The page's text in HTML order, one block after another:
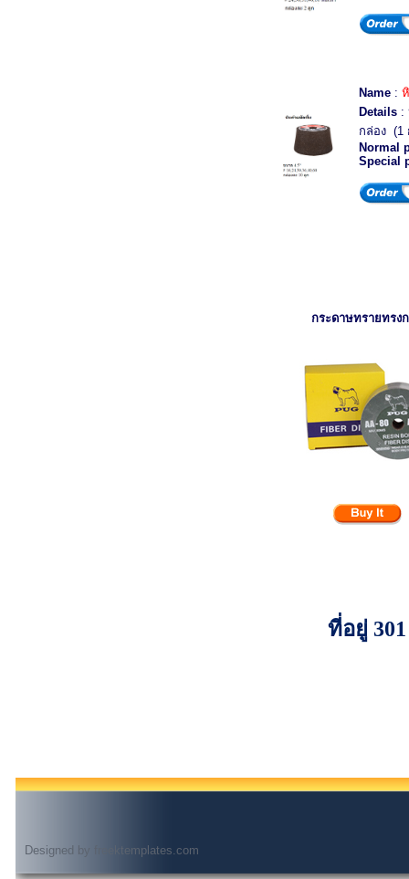
Name :
Details :
กล่อง (1
Normal
Special
กระดาษทรายทรง
ที่อยู่
Designed by freektemplates.com